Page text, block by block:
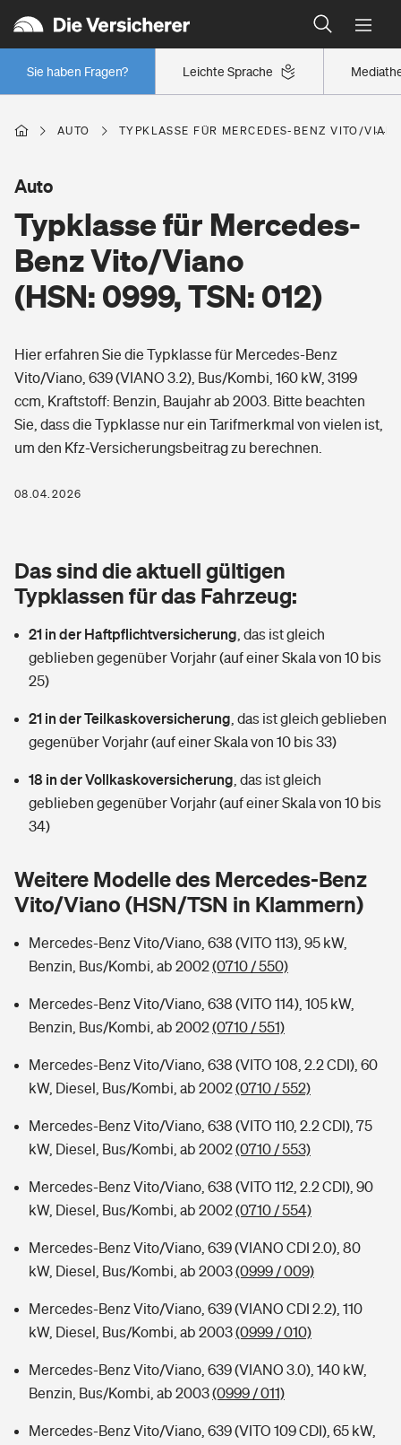
Leichte Sprache
Sie haben Fragen?
Wer versichert was: Jetzt Versicherer finden
Regionalklassen: So ist Ihre Region eingestuft
Wer versichert was: Jetzt Versicherer finden
Berufsunfähigkeitsversicherung
Erwerbsunfähigkeitsversicherung
Arbeitsrechtsschutz
Berufshaftpflichtversicherung
Rentenrechner: Wie viel Geld bekomme ich im Alter?
Wer versichert was: Jetzt Versicherer finden
Sie haben Fragen?
Wohnen
Wohngebäudeversicherung
Hausratversicherung
Elementarversicherung
Photovoltaik
Wärmepumpen versichern
Vermieterrrechtsschutz
Mietkautionsversicherung
Restkreditversicherung
Zur Übersicht
Tools
Wer versichert was: Jetzt Versicherer finden
Sie haben Fragen?
Pri­vate Haft­pflicht­
Rechts­schutz­ver­si­che­rung
Kinderunfall­ver­si­che­rung
Reiseversicherung
Handyversicherung
Musikinstrumentenversicherung
Zur Übersicht
Tools
Kinderunfall-Check: Mehr Sicherheit für deine Kids
Sie haben Fragen?
Gesundheit
Private Krankenversicherung
Tierkrankenversicherung
Zur Übersicht
Sie haben Fragen?
AUTO TYPKLASSE FÜR MERCEDES-BENZ VITO/
Typklasse für Mercedes-
Benz Vito/Viano
(HSN: 0999, TSN: 012)
Auto
Hier erfahren Sie die Typklasse für Mercedes-Benz
Vito/Viano, 639 (VIANO 3.2), Bus/Kombi, 160 kW, 3199
ccm, Kraftstoff: Benzin, Baujahr ab 2003. Bitte beachten
Sie, dass die Typklasse nur ein Tarifmerkmal von vielen ist,
um den Kfz-Versicherungsbeitrag zu berechnen.
08.04.2026
Das sind die aktuell gültigen
Typklassen für das Fahrzeug:
21 in der Haftpflichtversicherung das ist gleich
geblieben gegenüber Vorjahr (auf einer Skala von 10 bis
25)
21 in der Teilkaskoversicherung das ist gleich geblieben
gegenüber Vorjahr (auf einer Skala von 10 bis 33)
18 in der Vollkaskoversicherung das ist gleich
geblieben gegenüber Vorjahr (auf einer Skala von 10 bis
34)
Weitere Modelle des Mercedes-Benz
Vito/Viano (HSN/TSN in Klammern)
Mercedes-Benz Vito/Viano, 638 (VITO 113), 95 kW,
Benzin, Bus/Kombi, ab 2002(0710 / 550)
Mercedes-Benz Vito/Viano, 638 (VITO 114), 105 kW,
Benzin, Bus/Kombi, ab 2002(0710 / 551)
Mercedes-Benz Vito/Viano, 638 (VITO 108, 2.2 CDI), 60
kW, Diesel, Bus/Kombi, ab 2002(0710 / 552)
Mercedes-Benz Vito/Viano, 638 (VITO 110, 2.2 CDI), 75
kW, Diesel, Bus/Kombi, ab 2002(0710 / 553)
Mercedes-Benz Vito/Viano, 638 (VITO 112, 2.2 CDI), 90
kW, Diesel, Bus/Kombi, ab 2002(0710 / 554)
Mercedes-Benz Vito/Viano, 639 (VIANO CDI 2.0), 80
kW, Diesel, Bus/Kombi, ab 2003(0999 / 009)
Mercedes-Benz Vito/Viano, 639 (VIANO CDI 2.2), 110
kW, Diesel, Bus/Kombi, ab 2003(0999 / 010)
Mercedes-Benz Vito/Viano, 639 (VIANO 3.0), 140 kW,
Benzin, Bus/Kombi, ab 2003(0999 / 011)
Mercedes-Benz Vito/Viano, 639 (VITO 109 CDI), 65 kW,